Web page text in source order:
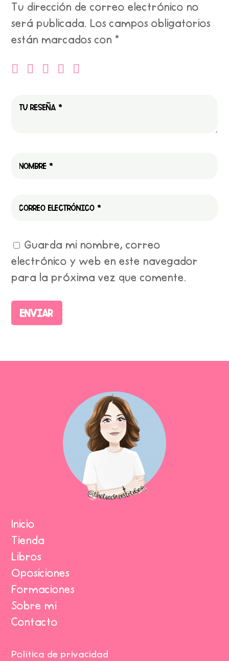
Tu dirección de correo electrónico no
será publicada. Los campos obligatorios
están marcados con*
Guarda mi nombre, correo
electrónico y web en este navegador
para la próxima vez que comente.
Enviar
Inicio
Tienda
Libros
Oposiciones
Formaciones
Sobre mí
Contacto
Política de privacidad